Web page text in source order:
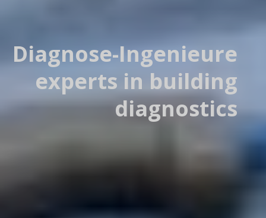
Diagnose-Ingenieure
experts in building
diagnostics